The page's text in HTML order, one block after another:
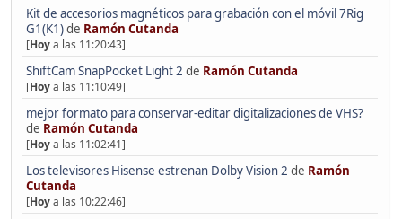
Kit de accesorios magnéticos para grabación con el móvil 7Rig
G1(K1)de Ramón Cutanda
[Hoya las 11:20:43]
ShiftCam SnapPocket Light 2 de Ramón Cutanda
[Hoya las 11:10:49]
mejor formato para conservar-editar digitalizaciones de VHS?
de Ramón Cutanda
[Hoya las 11:02:41]
Los televisores Hisense estrenan Dolby Vision 2 de Ramón
Cutanda
[Hoya las 10:22:46]